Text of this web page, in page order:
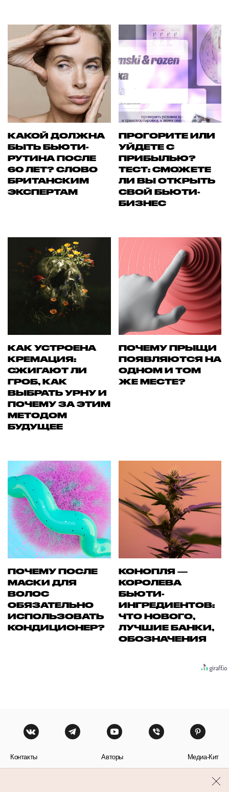
КАКОЙ ДОЛЖНА
БЫТЬ БЬЮТИ-
РУТИНА ПОСЛЕ
60 ЛЕТ? СЛОВО
БРИТАНСКИМ
ЭКСПЕРТАМ
ПРОГОРИТЕ ИЛИ
УЙДЕТЕ С
ПРИБЫЛЬЮ?
ТЕСТ: СМОЖЕТЕ
ЛИ ВЫ ОТКРЫТЬ
СВОЙ БЬЮТИ-
БИЗНЕС
КАК УСТРОЕНА
КРЕМАЦИЯ:
СЖИГАЮТ ЛИ
ГРОБ, КАК
ВЫБРАТЬ УРНУ И
ПОЧЕМУ ЗА ЭТИМ
МЕТОДОМ
БУДУЩЕЕ
ПОЧЕМУ ПРЫЩИ
ПОЯВЛЯЮТСЯ НА
ОДНОМ И ТОМ
ЖЕ МЕСТЕ?
ПОЧЕМУ ПОСЛЕ
МАСКИ ДЛЯ
ВОЛОС
ОБЯЗАТЕЛЬНО
ИСПОЛЬЗОВАТЬ
КОНДИЦИОНЕР?
КОНОПЛЯ —
КОРОЛЕВА
БЬЮТИ-
ИНГРЕДИЕНТОВ:
ЧТО НОВОГО,
ЛУЧШИЕ БАНКИ,
ОБОЗНАЧЕНИЯ
Контакты Авторы Медиа-Кит